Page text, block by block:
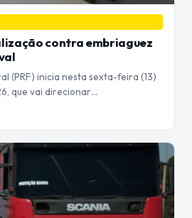
contra embriaguez
(PRF) inicia nesta sexta-feira (13)
que vai direcionar…